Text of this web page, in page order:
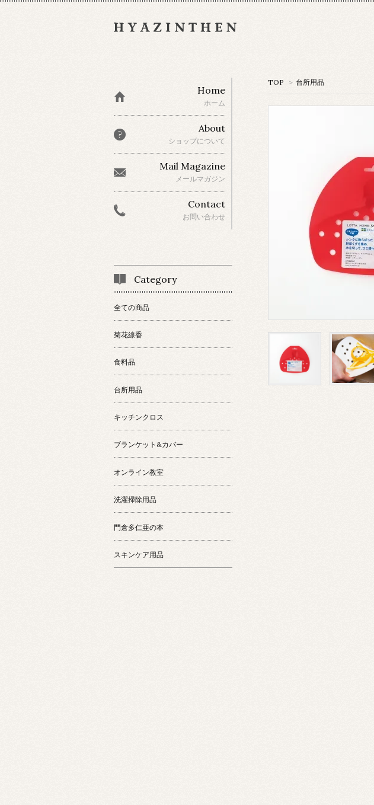
TOP > 台所用品
Home
ホーム
About
ショップについて
Mail Magazine
メールマガジン
Contact
お問い合わせ
Category
全ての商品
菊花線香
食料品
台所用品
キッチンクロス
ブランケット&カバー
オンライン教室
洗濯掃除用品
門倉多仁亜の本
スキンケア用品